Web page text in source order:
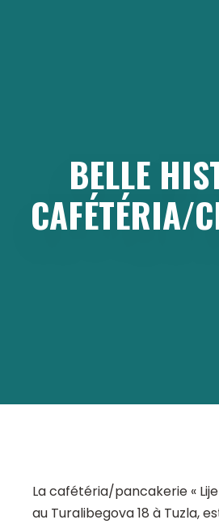
BELLE
CAFÉTÉRIA/
La cafétéria/pancakerie «
au Turalibegova 18 à Tuzla,